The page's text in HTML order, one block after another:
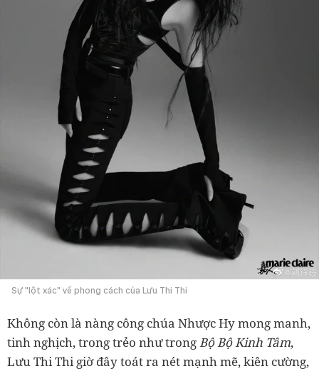
Sự "lột xác" về phong cách của Lưu Thi Thi
Không còn là nàng công chúa Nhược Hy mong manh,
tinh nghịch, trong trẻo như trongBộ Bộ Kinh Tâm,
Lưu Thi Thi giờ đây toát ra nét mạnh mẽ, kiên cường,